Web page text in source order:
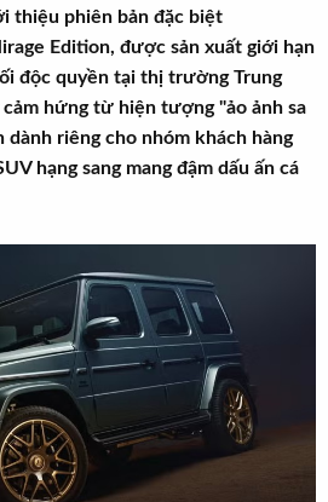
thiệu phiên bản đặc biệt
Edition, được sản xuất giới hạn
độc quyền tại thị trường Trung
hứng từ hiện tượng "ảo ảnh sa
riêng cho nhóm khách hàng
hạng sang mang đậm dấu ấn cá